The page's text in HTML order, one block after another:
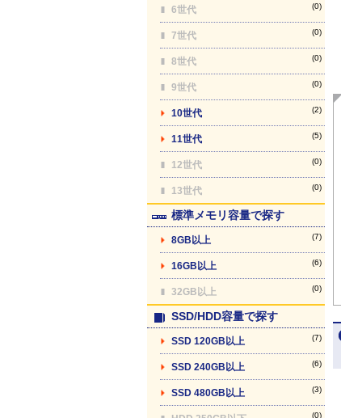
6世代 (0)
7世代 (0)
8世代 (0)
9世代 (0)
10世代 (2)
11世代 (5)
12世代 (0)
13世代 (0)
標準メモリ容量で探す
8GB以上 (7)
16GB以上 (6)
32GB以上 (0)
SSD/HDD容量で探す
SSD 120GB以上 (7)
SSD 240GB以上 (6)
SSD 480GB以上 (3)
(0)